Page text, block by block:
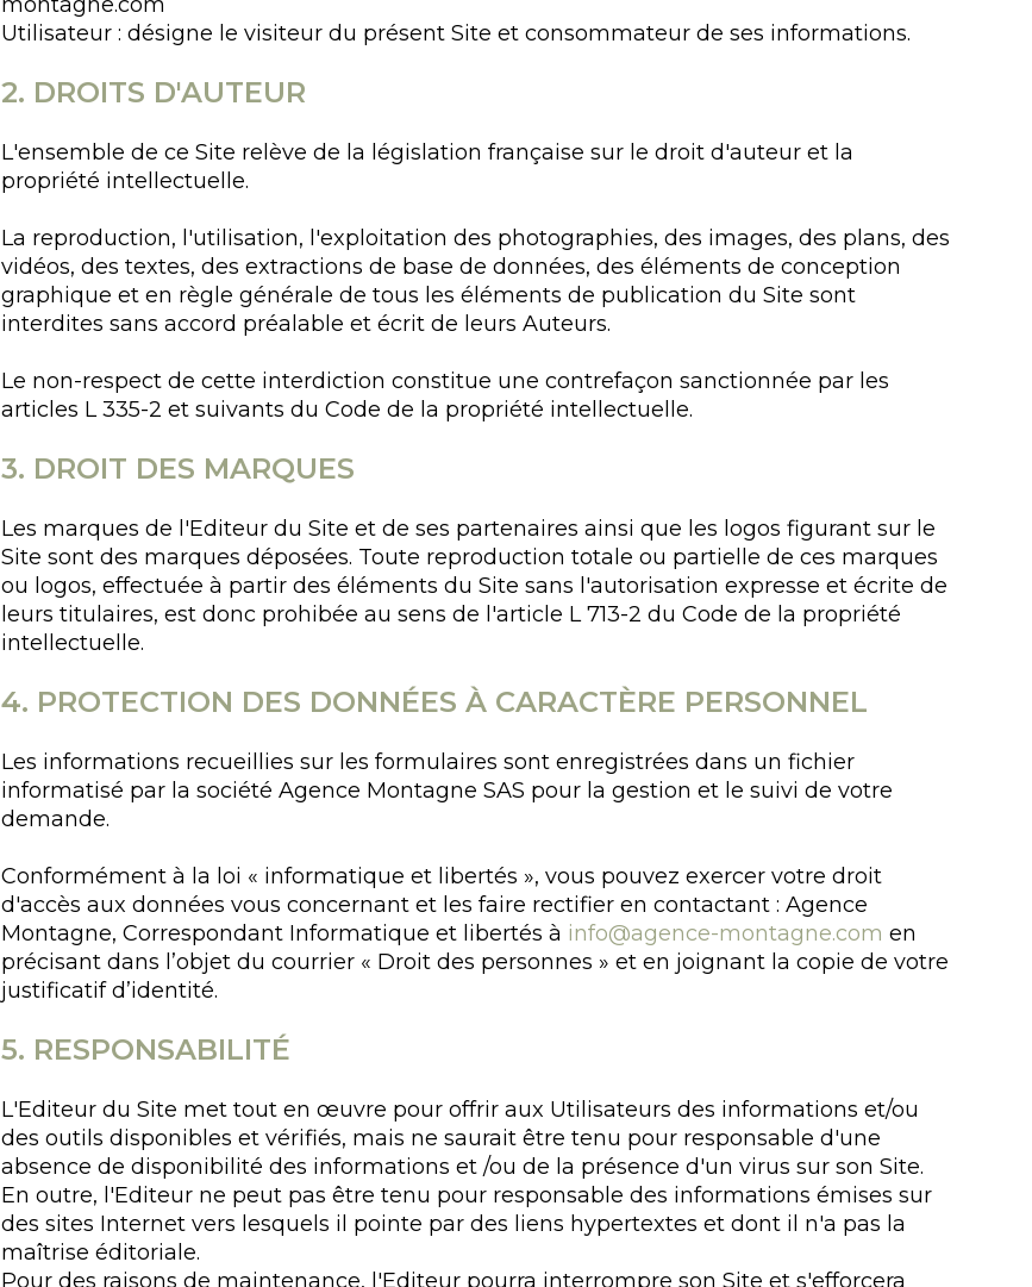
Utilisateur : désigne le visiteur du présent Site et consommateur de ses informations.
2. DROITS D'AUTEUR
L'ensemble de ce Site relève de la législation française sur le droit d'auteur et la
propriété intellectuelle.
La reproduction, l'utilisation, l'exploitation des photographies, des images, des plans, des
vidéos, des textes, des extractions de base de données, des éléments de conception
graphique et en règle générale de tous les éléments de publication du Site sont
interdites sans accord préalable et écrit de leurs Auteurs.
Le non-respect de cette interdiction constitue une contrefaçon sanctionnée par les
articles L 335-2 et suivants du Code de la propriété intellectuelle.
3. DROIT DES MARQUES
Les marques de l'Editeur du Site et de ses partenaires ainsi que les logos figurant sur le
Site sont des marques déposées. Toute reproduction totale ou partielle de ces marques
ou logos, effectuée à partir des éléments du Site sans l'autorisation expresse et écrite de
leurs titulaires, est donc prohibée au sens de l'article L 713-2 du Code de la propriété
intellectuelle.
4. PROTECTION DES DONNÉES À CARACTÈRE PERSONNEL
Les informations recueillies sur les formulaires sont enregistrées dans un fichier
informatisé par la société Agence Montagne SAS pour la gestion et le suivi de votre
demande.
Conformément à la loi « informatique et libertés », vous pouvez exercer votre droit
d'accès aux données vous concernant et les faire rectifier en contactant : Agence
Montagne, Correspondant Informatique et libertés à info@agence-montagne.com en
précisant dans l’objet du courrier « Droit des personnes » et en joignant la copie de votre
justificatif d’identité.
5. RESPONSABILITÉ
L'Editeur du Site met tout en œuvre pour offrir aux Utilisateurs des informations et/ou
des outils disponibles et vérifiés, mais ne saurait être tenu pour responsable d'une
absence de disponibilité des informations et /ou de la présence d'un virus sur son Site.
En outre, l'Editeur ne peut pas être tenu pour responsable des informations émises sur
des sites Internet vers lesquels il pointe par des liens hypertextes et dont il n'a pas la
maîtrise éditoriale.
Pour des raisons de maintenance, l'Editeur pourra interrompre son Site et s'efforcera